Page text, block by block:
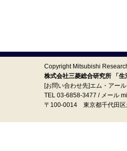
Copyright Mitsubishi
株式会社三菱総合研究所 「
[お問い合わせ先]エム・アー
TEL 03-6858-3477 / メール
〒100‐0014 東京都千代田区